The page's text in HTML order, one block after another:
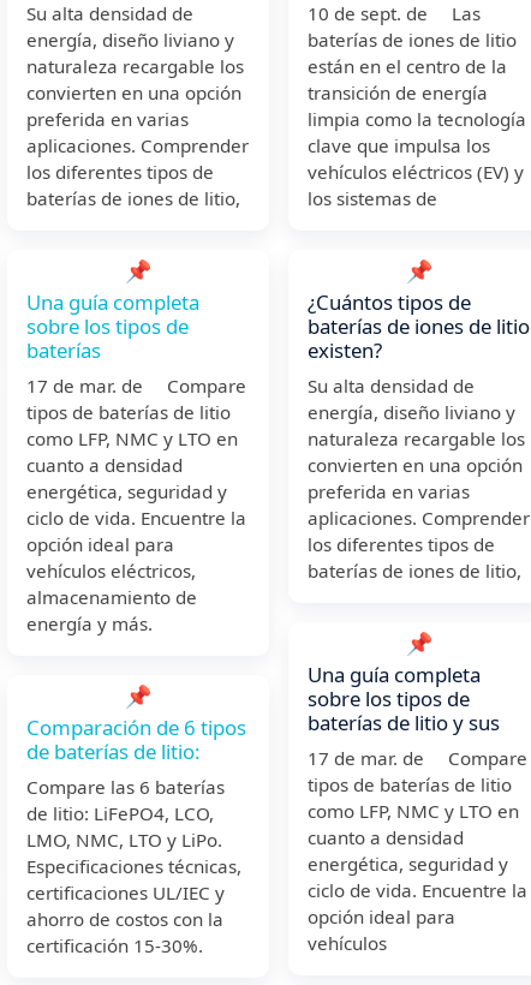
Su alta densidad de
energía, diseño liviano y
naturaleza recargable los
convierten en una opción
preferida en varias
aplicaciones. Comprender
los diferentes tipos de
baterías de iones de litio,
📌
Una guía completa
sobre los tipos de
baterías
17 de mar. de Compare
tipos de baterías de litio
como LFP, NMC y LTO en
cuanto a densidad
energética, seguridad y
ciclo de vida. Encuentre la
opción ideal para
vehículos eléctricos,
almacenamiento de
energía y más.
📌
Comparación de 6 tipos
de baterías de litio:
Compare las 6 baterías
de litio: LiFePO4, LCO,
LMO, NMC, LTO y LiPo.
Especificaciones técnicas,
certificaciones UL/IEC y
ahorro de costos con la
certificación 15-30%.
10 de sept. de Las
baterías de iones de litio
están en el centro de la
transición de energía
limpia como la tecnología
clave que impulsa los
vehículos eléctricos (EV) y
los sistemas de
📌
¿Cuántos tipos de
baterías de iones de litio
existen?
Su alta densidad de
energía, diseño liviano y
naturaleza recargable los
convierten en una opción
preferida en varias
aplicaciones. Comprender
los diferentes tipos de
baterías de iones de litio,
📌
Una guía completa
sobre los tipos de
baterías de litio y sus
17 de mar. de Compare
tipos de baterías de litio
como LFP, NMC y LTO en
cuanto a densidad
energética, seguridad y
ciclo de vida. Encuentre la
opción ideal para
vehículos